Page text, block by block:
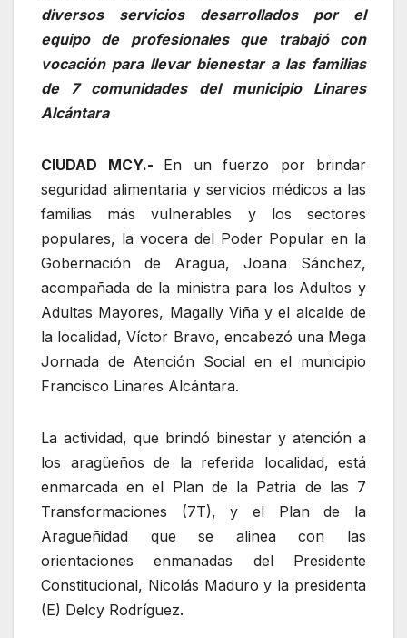
diversos servicios desarrollados por el
equipo de profesionales que trabajó con
vocación para llevar bienestar a las familias
de 7 comunidades del municipio Linares
Alcántara
CIUDAD MCY.- En un fuerzo por brindar
seguridad alimentaria y servicios médicos a las
familias más vulnerables y los sectores
populares, la vocera del Poder Popular en la
Gobernación de Aragua, Joana Sánchez,
acompañada de la ministra para los Adultos y
Adultas Mayores, Magally Viña y el alcalde de
la localidad, Víctor Bravo, encabezó una Mega
Jornada de Atención Social en el municipio
Francisco Linares Alcántara.
La actividad, que brindó binestar y atención a
los aragüeños de la referida localidad, está
enmarcada en el Plan de la Patria de las 7
Transformaciones (7T), y el Plan de la
Aragueñidad que se alinea con las
orientaciones enmanadas del Presidente
Constitucional, Nicolás Maduro y la presidenta
(E) Delcy Rodríguez.